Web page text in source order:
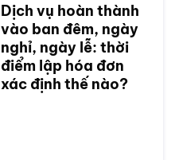
Dịch vụ hoàn thành
vào ban đêm, ngày
nghỉ, ngày lễ: thời
điểm lập hóa đơn
xác định thế nào?